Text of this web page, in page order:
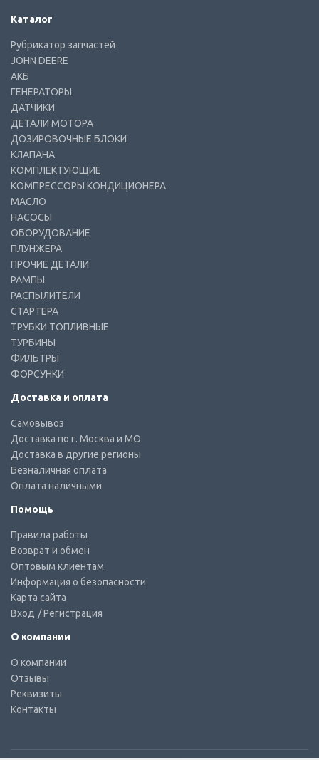
Каталог
Рубрикатор запчастей
JOHN DEERE
АКБ
ГЕНЕРАТОРЫ
ДАТЧИКИ
ДЕТАЛИ МОТОРА
ДОЗИРОВОЧНЫЕ БЛОКИ
КЛАПАНА
КОМПЛЕКТУЮЩИЕ
КОМПРЕССОРЫ КОНДИЦИОНЕРА
МАСЛО
НАСОСЫ
ОБОРУДОВАНИЕ
ПЛУНЖЕРА
ПРОЧИЕ ДЕТАЛИ
РАМПЫ
РАСПЫЛИТЕЛИ
СТАРТЕРА
ТРУБКИ ТОПЛИВНЫЕ
ТУРБИНЫ
ФИЛЬТРЫ
ФОРСУНКИ
Доставка и оплата
Самовывоз
Доставка по г. Москва и МО
Доставка в другие регионы
Безналичная оплата
Оплата наличными
Помощь
Правила работы
Возврат и обмен
Оптовым клиентам
Информация о безопасности
Карта сайта
Вход / Регистрация
О компании
О компании
Отзывы
Реквизиты
Контакты